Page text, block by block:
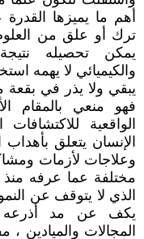
أهم ما يميزها
ترك أو علق من العلوم
يمكن تحصيله
والكيميائي لا يهمه
يبقي ولا يذر في بقعة
فهو منعي بالمقام
الواقعية
الإنسان يتعلق
وعلاجات لأزمات
مختلفة عما عرفه منذ
الذي لا يتوقف عن
يكف عن مد أذرعه
المجالات والميادين ،